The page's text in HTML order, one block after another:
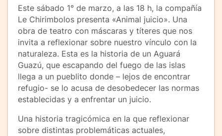
Este sábado 1° de marzo, a las 18 h, la compañía
Le Chirimbolos presenta «Animal juicio». Una
obra de teatro con máscaras y títeres que nos
invita a reflexionar sobre nuestro vínculo con la
naturaleza. Esta es la historia de un Aguará
Guazú, que escapando del fuego de las islas
llega a un pueblito donde – lejos de encontrar
refugio- se lo acusa de desobedecer las normas
establecidas y a enfrentar un juicio.
Una historia tragicómica en la que reflexionar
sobre distintas problemáticas actuales,